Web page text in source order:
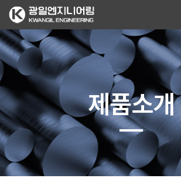
제품소개